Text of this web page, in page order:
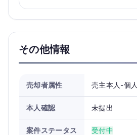
その他情報
売却者属性 売主本人-個人
本人確認 未提出
案件ステータス 受付中